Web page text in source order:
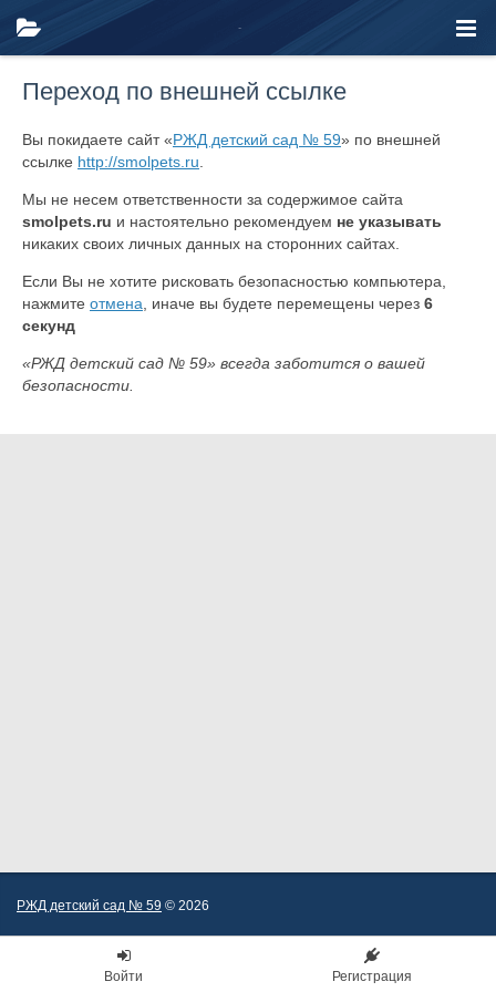
Переход по внешней ссылке
Вы покидаете сайт «РЖД детский сад № 59» по внешней
ссылке http://smolpets.ru
Мы не несем ответственности за содержимое сайта
smolpets.ru и настоятельно рекомендуем не указывать
никаких своих личных данных на сторонних сайтах.
Если Вы не хотите рисковать безопасностью компьютера,
нажмите отмена , иначе вы будете перемещены через 6
секунд
«РЖД детский сад № 59» всегда заботится о вашей
безопасности.
РЖД детский сад № 59 © 2026
Войти Регистрация